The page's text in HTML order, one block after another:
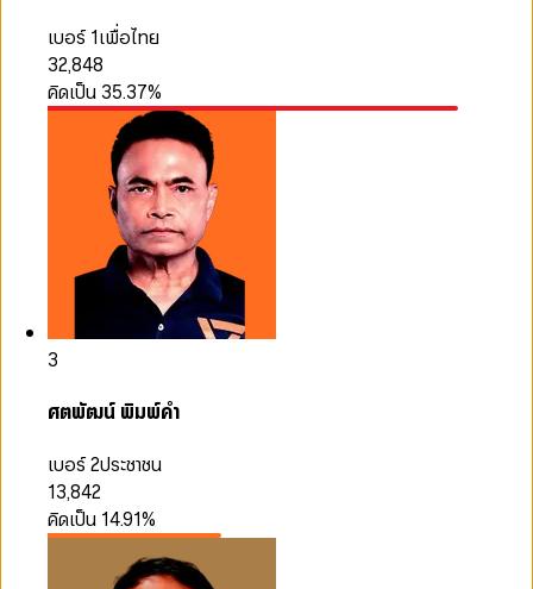
เบอร์ 1เพื่อไทย
32,848
คิดเป็น 35.37%
3
ศตพัฒน์ พิมพ์คำ
เบอร์ 2ประชาชน
13,842
คิดเป็น 14.91%